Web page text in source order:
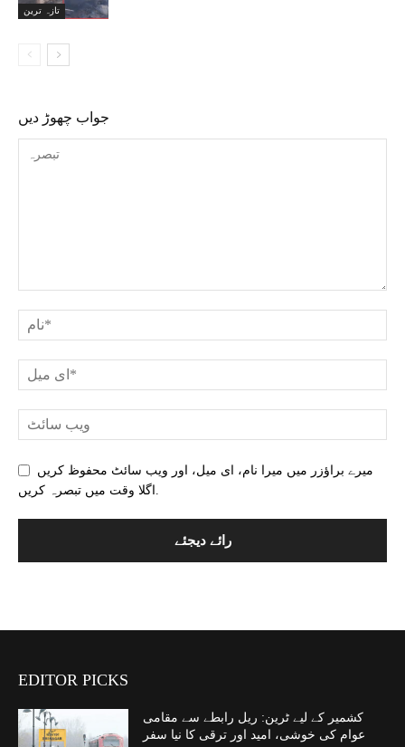
تازہ ترین
جواب چھوڑ دیں
میرے براؤزر میں میرا نام، ای میل، اور ویب سائٹ محفوظ کریں
EDITOR PICKS
کشمیر کے لیے ٹرین: ریل رابطے سے مقامی
عوام کی خوشی، امید اور ترقی کا نیا سفر